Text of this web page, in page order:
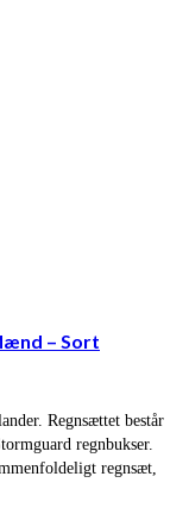
– Sort
Regnsættet består
regnbukser.
regnsæt,